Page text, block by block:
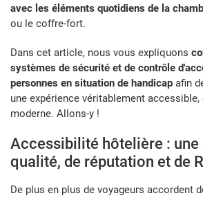
avec les éléments quotidiens de la
ou le coffre-fort.
Dans cet article, nous vous expliquons
systèmes de sécurité et de contrôle
personnes en situation de handicap afin
une expérience véritablement
moderne. Allons-y !
Accessibilité hôtelière : une
qualité, de réputation et de
De plus en plus de voyageurs accordent